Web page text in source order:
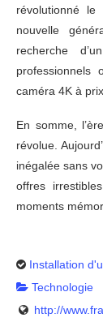
révolutionné
nouvelle
recherche
caméra 4K à
En somme,
révolue.
inégalée sans
offres
moments
Installation
Technologie
http://